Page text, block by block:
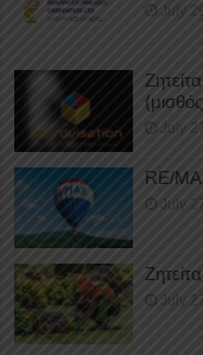
July
July
RE/
July
July